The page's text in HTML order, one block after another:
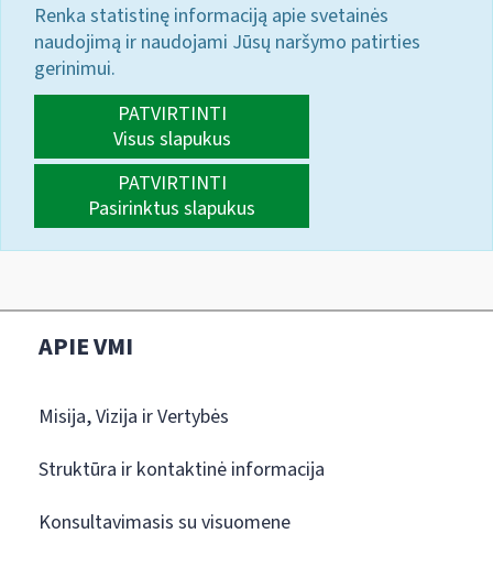
Renka statistinę informaciją apie svetainės
naudojimą ir naudojami Jūsų naršymo patirties
gerinimui.
PATVIRTINTI
Visus slapukus
PATVIRTINTI
Pasirinktus slapukus
APIE VMI
Misija, Vizija ir Vertybės
Struktūra ir kontaktinė informacija
Konsultavimasis su visuomene